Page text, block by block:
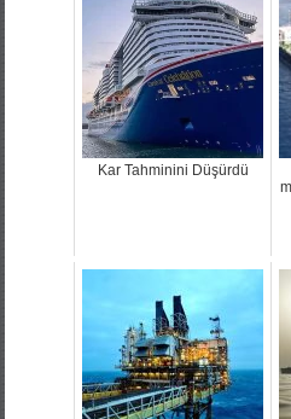
Kar Tahminini Düşürdü